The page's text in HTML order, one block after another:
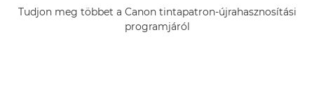
Tudjon meg többet a Canon tintapatron-újrahasznosítási
programjáról